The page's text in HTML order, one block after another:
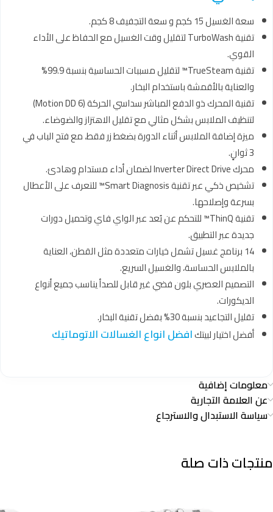
سعة الغسيل 15 كجم و سعة التجفيف 8 كجم.
تقنية TurboWash لتقليل وقت الغسيل مع الحفاظ على الأداء
القوي.
تقنية TrueSteam™ لتقليل مسببات الحساسية بنسبة 99.9%
والعناية بالأقمشة باستخدام البخار.
تقنية المحرك ذو الدفع المباشر سداسي الحركة (6 Motion DD)
لتنظيف الملابس بشكل مثالي مع تقليل الاهتزاز والضوضاء.
ميزة إضافة الملابس أثناء الدورة بضغط زر فقط، مع فتح الباب في
3 ثوانٍ.
محرك Inverter Direct Drive لضمان أداء مستدام وهادئ.
تشخيص ذكي عبر تقنية Smart Diagnosis™ للتعرف على الأعطال
بسرعة وإصلاحها.
تقنية ThinQ™ للتحكم عن بُعد عبر الواي فاي وتحميل دورات
جديدة عبر التطبيق.
14 برنامج غسيل تشمل خيارات متعددة مثل القطن، العناية
بالملابس الحساسة، والغسيل السريع.
التصميم العصري بلون فضي غير قابل للصدأ يناسب جميع أنواع
الديكورات.
تقليل التجاعيد بنسبة 30% بفضل تقنية البخار.
أفضل اختيار لبيتكافضل انواع الغسالات الاتوماتيك
معلومات إضافية
عن العلامة التجارية
سياسة الاستبدال والاسترجاع
منتجات ذات صلة